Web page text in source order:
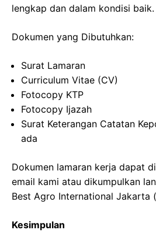
lengkap dan dalam kondisi baik.
Dokumen yang Dibutuhkan:
Surat Lamaran
Curriculum Vitae (CV)
Fotocopy KTP
Fotocopy Ijazah
Surat Keterangan Catatan
ada
Dokumen lamaran kerja dapat
email kami atau dikumpulkan
Best Agro International Jakarta
Kesimpulan